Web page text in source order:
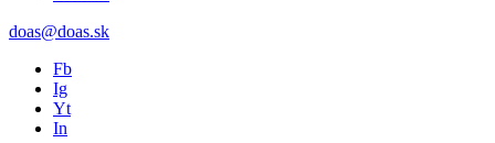
doas@doas.sk
Fb
Ig
Yt
In